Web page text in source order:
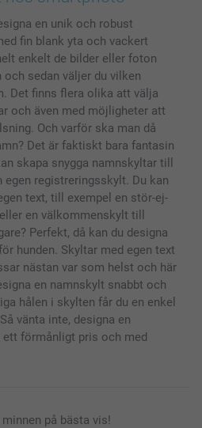
en unik och robust
fin blank yta och vackert
enkelt de bilder eller foton
sedan väljer du vilken
Det finns flera olika att välja
och även med möjligheter att
Och varför ska man då
Det är faktiskt bara fantasin
skapa snygga namnskyltar till
egen registreringsskylt. Du kan
text, till exempel en stör-ej-
en välkommenskylt till
Perfekt, då kan du designa
hunden. Skyltar med egen text
nästan var som helst och här
en namnskylt snabbt och
hålen i skylten får du en enkel
vänta inte, designa en
förmånligt pris och med
på bästa vis!